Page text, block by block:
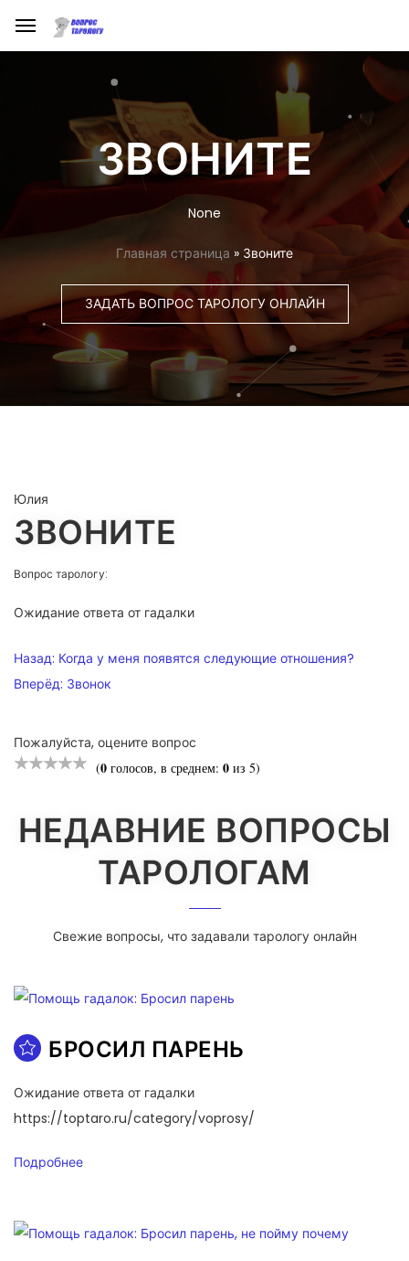
ЗВОНИТЕ
None
Главная страница » Звоните
ЗАДАТЬ ВОПРОС ТАРОЛОГУ ОНЛАЙН
Юлия
ЗВОНИТЕ
Вопрос тарологу:
Ожидание ответа от гадалки
НАВИГАЦИЯ
ПО
Назад: Когда у меня появятся следующие отношения?
Вперёд: Звонок
Пожалуйста, оцените вопрос
(0 голосов, в среднем: 0 из 5)
НЕДАВНИЕ ВОПРОСЫ
ТАРОЛОГАМ
Свежие вопросы, что задавали тарологу онлайн
БРОСИЛ ПАРЕНЬ
Ожидание ответа от гадалки
https://toptaro.ru/category/voprosy/
Подробнее